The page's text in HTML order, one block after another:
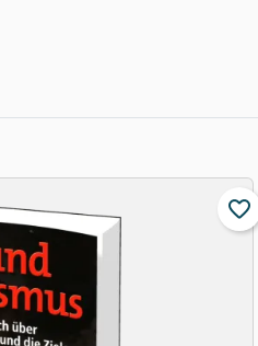
favorite_border